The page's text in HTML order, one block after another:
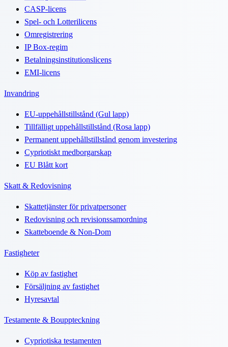
CASP-licens
Spel- och Lotterilicens
Omregistrering
IP Box-regim
Betalningsinstitutionslicens
EMI-licens
Invandring
EU-uppehållstillstånd (Gul lapp)
Tillfälligt uppehållstillstånd (Rosa lapp)
Permanent uppehållstillstånd genom investering
Cypriotiskt medborgarskap
EU Blått kort
Skatt & Redovisning
Skattetjänster för privatpersoner
Redovisning och revisionssamordning
Skatteboende & Non-Dom
Fastigheter
Köp av fastighet
Försäljning av fastighet
Hyresavtal
Testamente & Bouppteckning
Cypriotiska testamenten